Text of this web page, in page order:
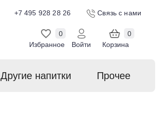
+7 495 928 28 26 Связь с нами
Избранное
0
Войти
Корзина
0
Другие напитки Прочее